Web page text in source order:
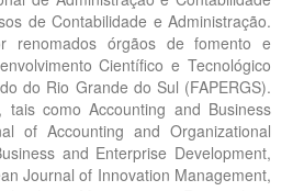
de Contabilidade e Administração.
renomados órgãos de fomento e
Científico e Tecnológico
do Rio Grande do Sul (FAPERGS).
como Accounting and Business
of Accounting and Organizational
and Enterprise Development,
Journal of Innovation Management,